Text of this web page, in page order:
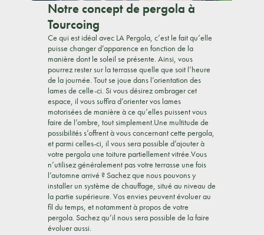
Notre concept de pergola à
Tourcoing
Ce qui est idéal avec LA Pergola, c’est le fait qu’elle
puisse changer d’apparence en fonction de la
manière dont le soleil se présente. Ainsi, vous
pourrez rester sur la terrasse quelle que soit l’heure
de la journée. Tout se joue dans l’orientation des
lames de celle-ci. Si vous désirez ombrager cet
espace, il vous suffira d’orienter vos lames
motorisées de manière à ce qu’elles puissent vous
faire de l’ombre, tout simplement.Une multitude de
possibilités s’offrent à vous concernant cette pergola,
et parmi celles-ci, il vous sera possible d’ajouter à
votre pergola une toiture partiellement vitrée.Vous
n’utilisez généralement pas votre terrasse une fois
l’automne arrivé ? Sachez que nous pouvons y
installer un système de chauffage, situé au niveau de
la partie supérieure. Vos envies peuvent évoluer au
fil du temps, et notamment à propos de votre
pergola. Sachez qu’il nous sera possible de la faire
évoluer aussi.